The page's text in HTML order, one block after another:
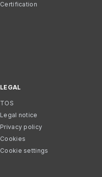
Certification
LEGAL
TOS
Legal notice
Privacy policy
Cookies
Cookie settings